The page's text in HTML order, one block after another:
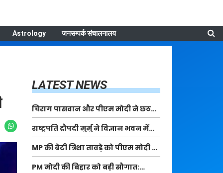
Astrology जनसम्पर्क संचालनालय
LATEST NEWS
चिराग पासवान और पीएम मोदी ने छठ
पूजा के समापन पर देशवासियों को दी
शुभकामनाएं, छठी मैया से देश की समृद्धि
की कामना की
राष्ट्रपति द्रौपदी मुर्मु ने विज्ञान भवन में
आयोजित आदि कर्मयोगी अभियान पर
राष्ट्रीय कॉन्क्लेव में मध्यप्रदेश को
सम्मानित किया
MP की बेटी त्रिशा तावड़े को पीएम मोदी ने
किया सम्मानित, राष्ट्रीय स्तर पर लहराया
कौशल विकास का परचम
PM मोदी की बिहार को बड़ी सौगात: